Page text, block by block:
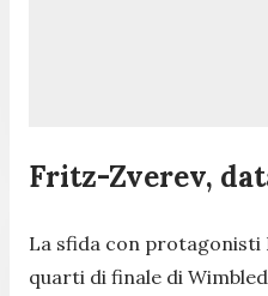
Fritz-Zverev,
La sfida con protagonisti
quarti di finale di